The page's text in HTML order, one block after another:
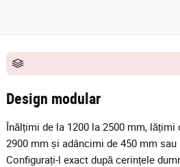
Design modular
Înălțimi de la 1200 la 2500 mm, lățimi
2900 mm și adâncimi de 450 mm sau
Configurați-l exact după cerințele